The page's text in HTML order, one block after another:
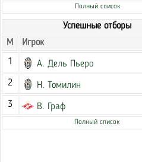
Полный список
Успешные отборы
М
Игрок
1
А. Дель Пьеро
2 Н. Томилин
3 В. Граф
Полный список